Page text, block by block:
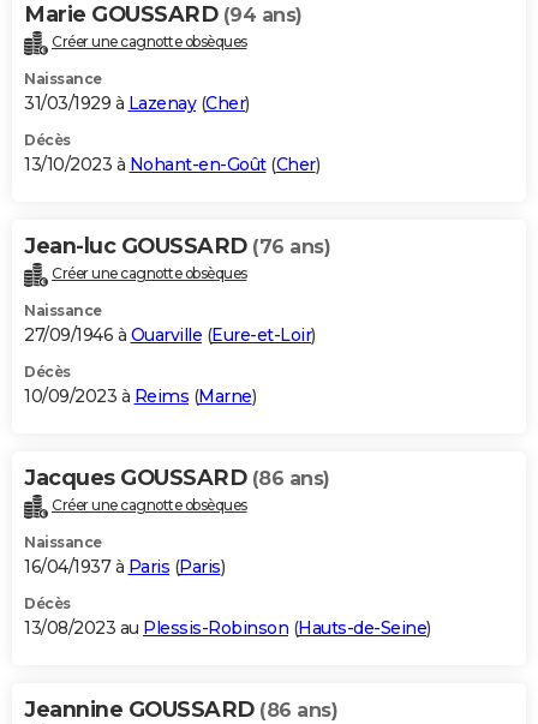
Marie GOUSSARD (94 ans)
Créer une cagnotte obsèques
Naissance
31/03/1929 à Lazenay(Cher)
Décès
13/10/2023 à Nohant-en-Goût(Cher)
Jean-luc GOUSSARD (76 ans)
Créer une cagnotte obsèques
Naissance
27/09/1946 à Ouarville (Eure-et-Loir)
Décès
10/09/2023 à Reims (Marne)
Jacques GOUSSARD (86 ans)
Créer une cagnotte obsèques
Naissance
16/04/1937 à Paris (Paris)
Décès
13/08/2023 au Plessis-Robinson (Hauts-de-Seine)
Jeannine GOUSSARD (86 ans)